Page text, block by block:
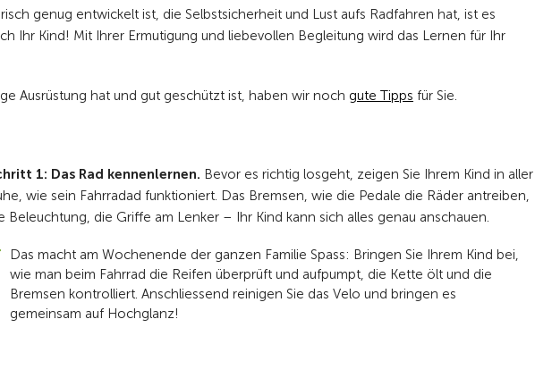
genug entwickelt ist, die Selbstsicherheit und Lust aufs Radfahren hat, ist es
Ihr Kind! Mit Ihrer Ermutigung und liebevollen Begleitung wird das Lernen für Ihr
Ausrüstung hat und gut geschützt ist, haben wir noch gute Tipps für Sie.
1: Das Rad kennenlernen. Bevor es richtig losgeht, zeigen Sie Ihrem Kind in aller
wie sein Fahrradad funktioniert. Das Bremsen, wie die Pedale die Räder antreiben,
Beleuchtung, die Griffe am Lenker – Ihr Kind kann sich alles genau anschauen.
Das macht am Wochenende der ganzen Familie Spass: Bringen Sie Ihrem Kind bei,
wie man beim Fahrrad die Reifen überprüft und aufpumpt, die Kette ölt und die
Bremsen kontrolliert. Anschliessend reinigen Sie das Velo und bringen es
gemeinsam auf Hochglanz!